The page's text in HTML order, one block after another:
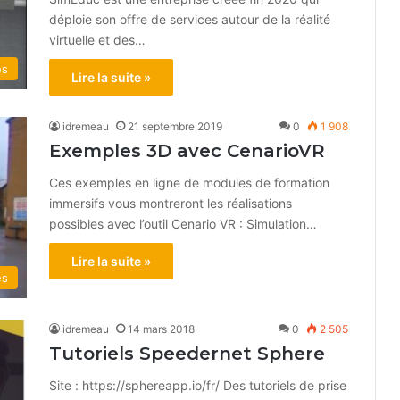
déploie son offre de services autour de la réalité
virtuelle et des…
Lire la suite »
idremeau 21 septembre 2019 0 1 908
Exemples 3D avec CenarioVR
Ces exemples en ligne de modules de formation
immersifs vous montreront les réalisations
possibles avec l’outil Cenario VR : Simulation…
Lire la suite »
idremeau 14 mars 2018 0 2 505
Tutoriels Speedernet Sphere
Site : https://sphereapp.io/fr/ Des tutoriels de prise